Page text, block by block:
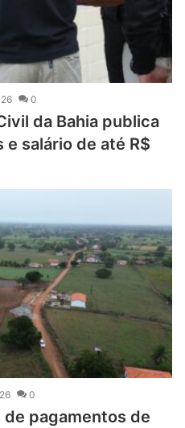
0
da Bahia publica
salário de até R$
0
de pagamentos de